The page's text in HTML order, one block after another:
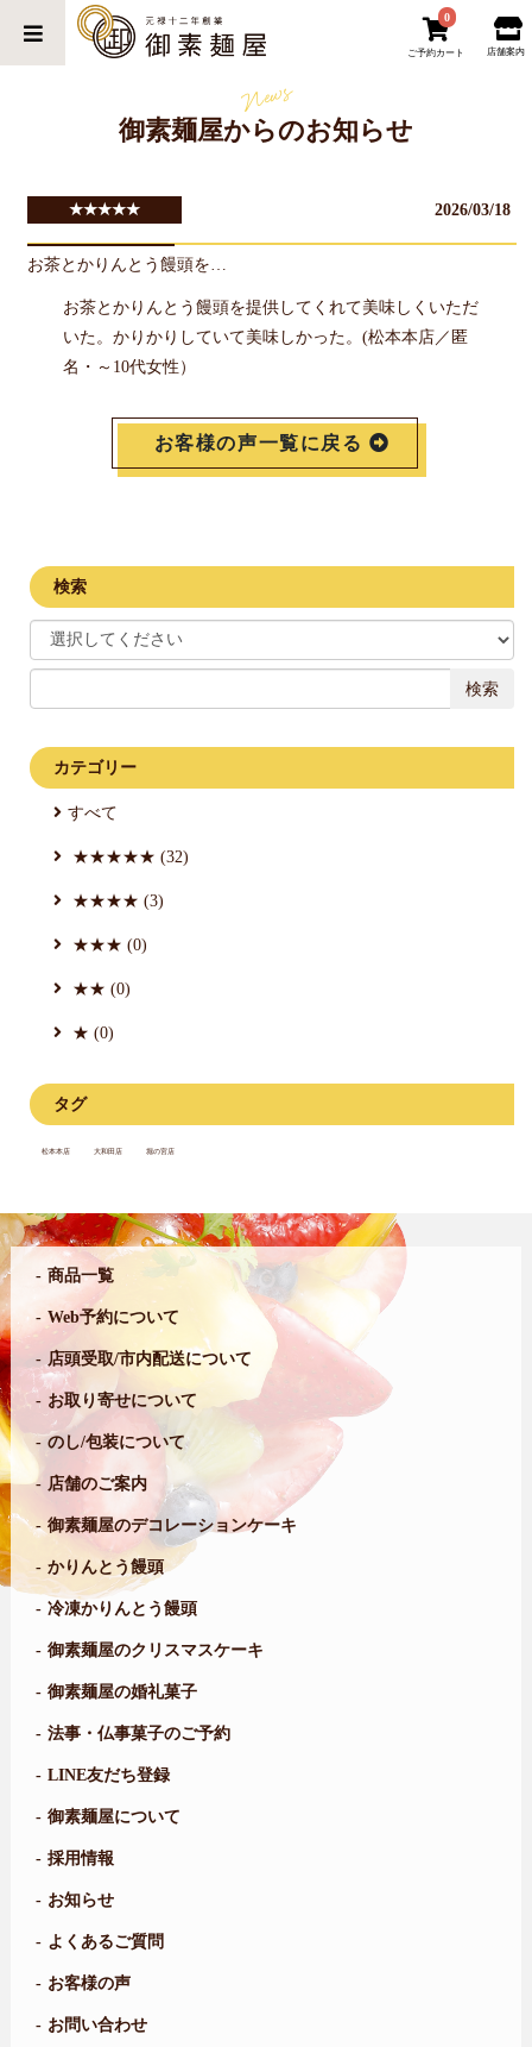
0
ご予約カート 店舗案内
News
御素麺屋からのお知らせ
★★★★★ 2026/03/18
お茶とかりんとう饅頭を…
お茶とかりんとう饅頭を提供してくれて美味しくいただ
いた。かりかりしていて美味しかった。(松本本店／匿
名・～10代女性）
お客様の声一覧に戻る
検索
検索
カテゴリー
すべて
★★★★★ (32)
★★★★ (3)
★★★ (0)
★★ (0)
★ (0)
タグ
松本本店 大和田店 堀の宮店
商品一覧
Web予約について
店頭受取/市内配送について
お取り寄せについて
のし/包装について
店舗のご案内
御素麺屋のデコレーションケーキ
かりんとう饅頭
冷凍かりんとう饅頭
御素麺屋のクリスマスケーキ
御素麺屋の婚礼菓子
法事・仏事菓子のご予約
LINE友だち登録
御素麺屋について
採用情報
お知らせ
よくあるご質問
お客様の声
お問い合わせ